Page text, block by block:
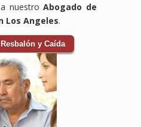
a nuestroAbogado de
Los Angeles.
y Caída